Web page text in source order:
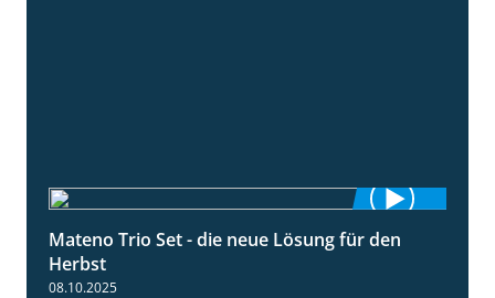
2:22
Mateno Trio Set - die neue Lösung für den
Herbst
08.10.2025